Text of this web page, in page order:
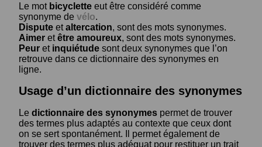
Le mot bicyclette eut être considéré comme
synonyme de vélo.
Dispute etaltercation, sont des mots synonymes.
Aimer etêtre amoureux, sont des mots synonymes.
Peur et inquiétude sont deux synonymes que l’on
retrouve dans ce dictionnaire des synonymes en
ligne.
Usage d’un dictionnaire des synonymes
Le dictionnaire des synonymes permet de trouver
des termes plus adaptés au contexte que ceux dont
on se sert spontanément. Il permet également de
trouver des termes plus adéquat pour restituer un trait